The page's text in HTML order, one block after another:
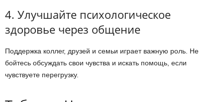
4. Улучшайте психологическое
здоровье через общение
Поддержка коллег, друзей и семьи играет важную роль. Не
бойтесь обсуждать свои чувства и искать помощь, если
чувствуете перегрузку.